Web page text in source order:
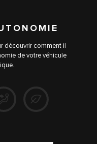
découvrir comment il
de votre véhicule